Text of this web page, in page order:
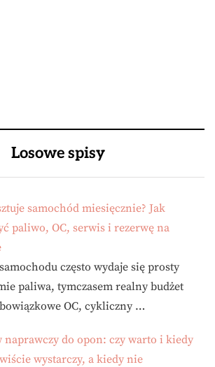
Losowe spisy
samochód miesięcznie? Jak
paliwo, OC, serwis i rezerwę na
często wydaje się prosty
paliwa, tymczasem realny budżet
OC, cykliczny …
naprawczy do opon: czy warto i kiedy
wystarczy, a kiedy nie